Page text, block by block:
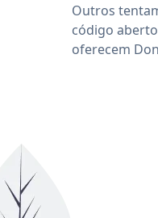
Outros
código
oferecem